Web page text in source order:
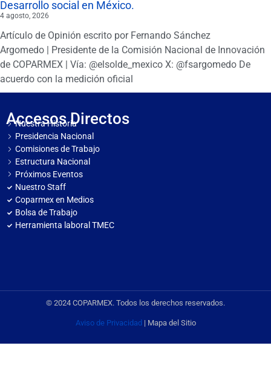
Desarrollo social en México.
4 agosto, 2026
Artículo de Opinión escrito por Fernando Sánchez
Argomedo | Presidente de la Comisión Nacional de Innovación
de COPARMEX | Vía: @elsolde_mexico X: @fsargomedo De
acuerdo con la medición oficial
Accesos Directos
Nuestra Historia
Presidencia Nacional
Comisiones de Trabajo
Estructura Nacional
Próximos Eventos
Nuestro Staff
Coparmex en Medios
Bolsa de Trabajo
Herramienta laboral TMEC
© 2024 COPARMEX. Todos los derechos reservados.
Aviso de Privacidad | Mapa del Sitio